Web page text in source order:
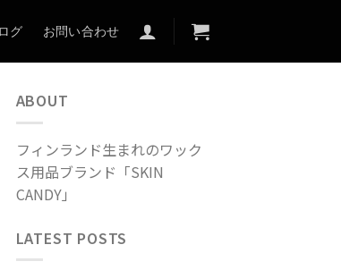
グ お問い合わせ
ABOUT
フィンランド生まれのワック
ス用品ブランド「SKIN
CANDY」
LATEST POSTS